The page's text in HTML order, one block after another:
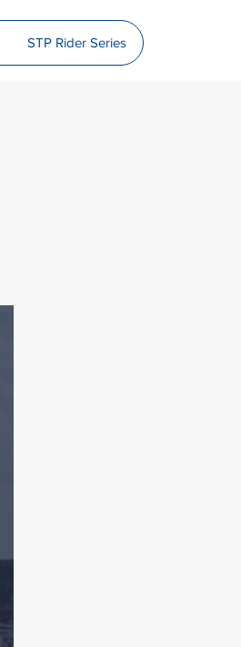
STP Rider Series